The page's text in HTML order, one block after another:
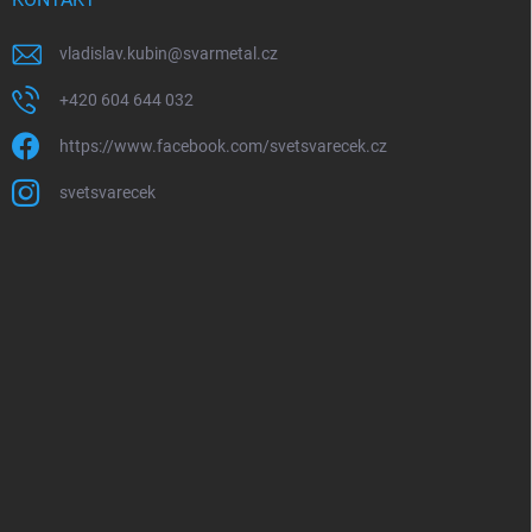
vladislav.kubin@svarmetal.cz
+420 604 644 032
https://www.facebook.com/svetsvarecek.cz
svetsvarecek